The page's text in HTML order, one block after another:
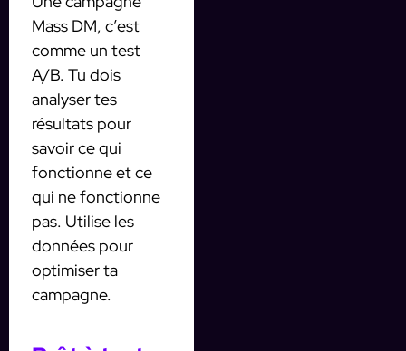
Mass DM, c’est
comme un test
A/B. Tu dois
analyser tes
résultats pour
savoir ce qui
fonctionne et ce
qui ne fonctionne
pas. Utilise les
données pour
optimiser ta
campagne.